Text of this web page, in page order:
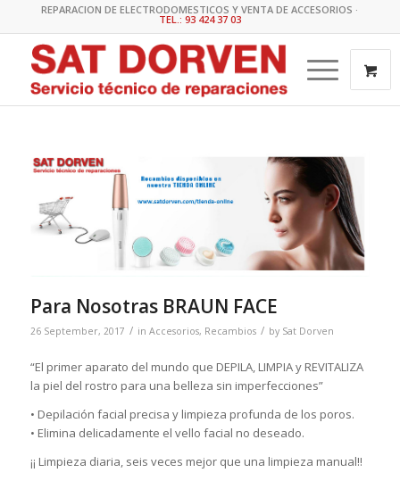
REPARACION DE ELECTRODOMESTICOS Y VENTA DE ACCESORIOS ·
TEL.: 93 424 37 03
Para Nosotras BRAUN FACE
26 September, 2017 / in Accesorios, Recambios / by Sat Dorven
“El primer aparato del mundo que DEPILA, LIMPIA y REVITALIZA
la piel del rostro para una belleza sin imperfecciones”
• Depilación facial precisa y limpieza profunda de los poros.
• Elimina delicadamente el vello facial no deseado.
¡¡ Limpieza diaria, seis veces mejor que una limpieza manual!!